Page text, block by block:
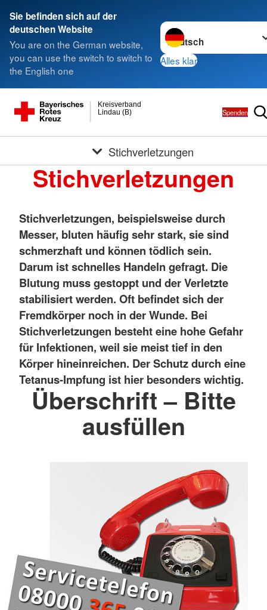
Sie befinden sich auf der
deutschen Website
You are on the German website,
you can use the switch to switch to
the English one
Sprache wechseln zu
Alles klar
Lindau (B)
Kreisverband
Spenden
Stichverletzungen
Stichverletzungen
Stichverletzungen, beispielsweise durch
Messer, bluten häufig sehr stark, sie sind
schmerzhaft und können tödlich sein.
Darum ist schnelles Handeln gefragt. Die
Blutung muss gestoppt und der Verletzte
stabilisiert werden. Oft befindet sich der
Fremdkörper noch in der Wunde. Bei
Stichverletzungen besteht eine hohe Gefahr
für Infektionen, weil sie meist tief in den
Körper hineinreichen. Der Schutz durch eine
Tetanus-Impfung ist hier besonders wichtig.
Überschrift – Bitte
ausfüllen